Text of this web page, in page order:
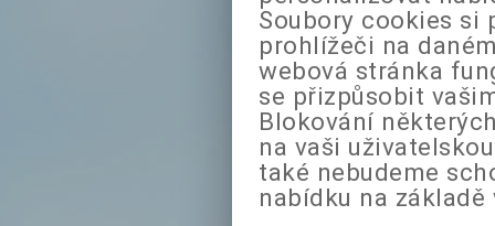
Soubory cookies si
prohlížeči na
webová stránka
se přizpůsobit
Blokování
na vaši
také nebudeme
nabídku na